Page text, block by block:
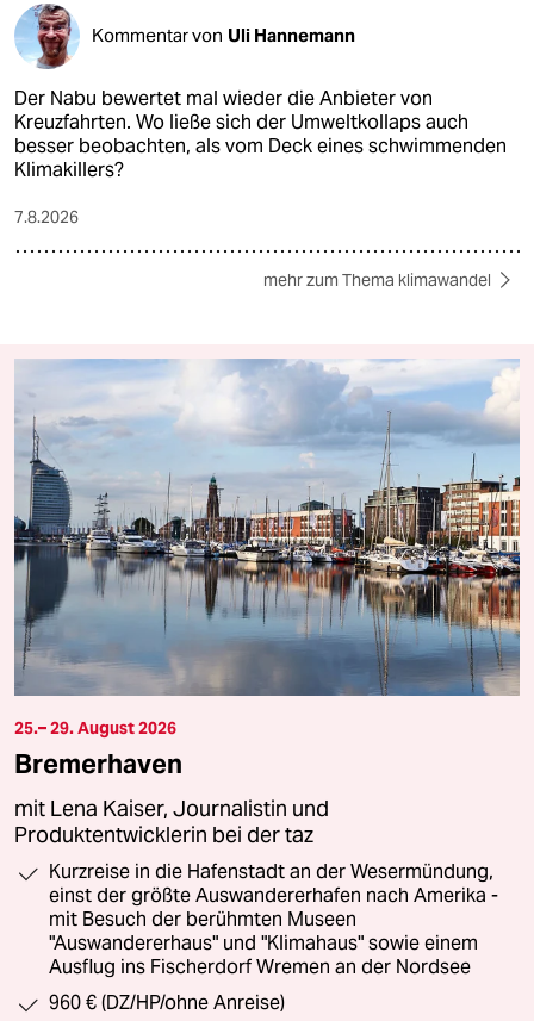
Kommentar von Uli Hannemann
Der Nabu bewertet mal wieder die Anbieter von
Kreuzfahrten. Wo ließe sich der Umweltkollaps auch
besser beobachten, als vom Deck eines schwimmenden
Klimakillers?
7.8.2026
mehr zum Thema klimawandel
25.– 29. August 2026
Bremerhaven
mit Lena Kaiser, Journalistin und
Produktentwicklerin bei der taz
Kurzreise in die Hafenstadt an der Wesermündung,
einst der größte Auswandererhafen nach Amerika -
mit Besuch der berühmten Museen
"Auswandererhaus" und "Klimahaus" sowie einem
Ausflug ins Fischerdorf Wremen an der Nordsee
960 € (DZ/HP/ohne Anreise)